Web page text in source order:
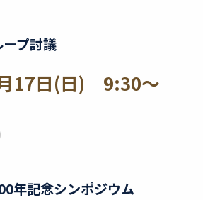
プ討議
17日(日) 9:30～
年記念シンポジウム